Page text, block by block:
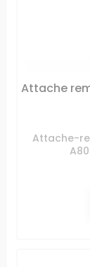
Attache
Attache-